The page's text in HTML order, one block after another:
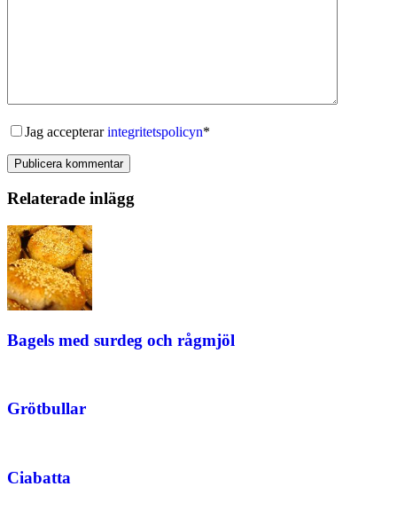
Jag accepterarintegritetspolicyn*
Publicera kommentar
Relaterade inlägg
Bagels med surdeg och rågmjöl
Grötbullar
Ciabatta